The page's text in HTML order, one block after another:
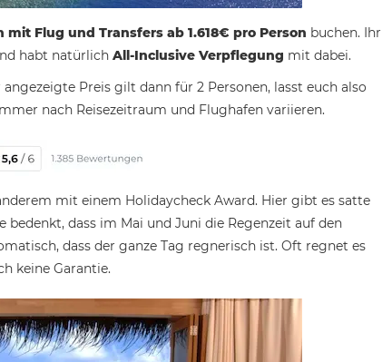
mit Flug und Transfers ab 1.618€ pro Person buchen. Ihr
habt natürlich All-Inclusive Verpflegung mit dabei.
Preis gilt dann für 2 Personen, lasst euch also
nach Reisezeitraum und Flughafen variieren.
mit einem Holidaycheck Award. Hier gibt es satte
bedenkt, dass im Mai und Juni die Regenzeit auf den
dass der ganze Tag regnerisch ist. Oft regnet es
keine Garantie.